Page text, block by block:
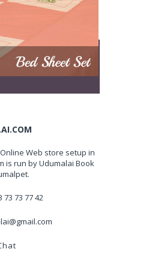
Web store setup in
is run by Udumalai Book
73 73 77 42